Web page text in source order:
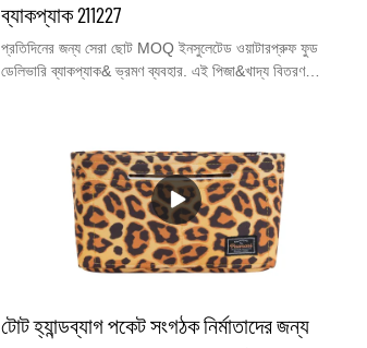
ব্যাকপ্যাক 211227
প্রতিদিনের জন্য সেরা ছোট MOQ ইনসুলেটেড ওয়াটারপ্রুফ ফুড
ডেলিভারি ব্যাকপ্যাক& ভ্রমণ ব্যবহার. এই পিজা&খাদ্য বিতরণ
রাখে। অবসর সময়ে বাইরের ক্রিয়াকলাপ বা পেশাদারদের জন্য উপযুক্ত
যারা Uber Eats, DoorDash, Postmates, Grubhub বা
ক্যাটারিং-এ কাজ করেন... Youcco এর এখনও অন্যান্য ইনসুলেটেড
ফুড ডেলিভারি ব্যাকপ্যাক রয়েছে, আরও বিস্তারিত জানার জন্য
আপনাকে আমাদের ওয়েবসাইট www.youcco.com এ যেতে স্বাগত
টোট হ্যান্ডব্যাগ পকেট সংগঠক নির্মাতাদের জন্য